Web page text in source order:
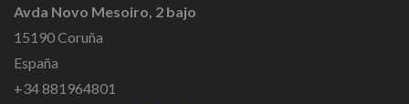
Avda Novo Mesoiro, 2 bajo
15190 Coruña
España
+34 881964801